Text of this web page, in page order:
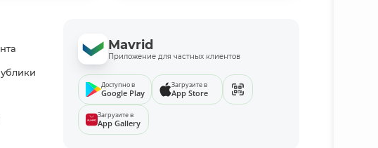
Mavrid
Приложение для частных клиентов
Доступно в
Google Play
Загрузите в
App Store
Загрузите в
App Gallery